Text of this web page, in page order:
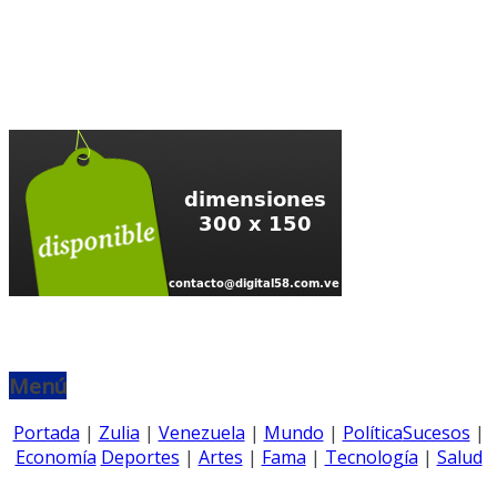
Menú
Portada | Zulia | Venezuela | Mundo | PolíticaSucesos |
Economía Deportes | Artes | Fama | Tecnología | Salud